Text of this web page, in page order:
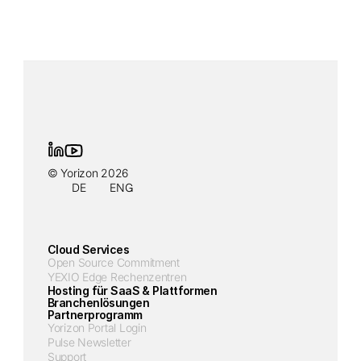
© Yorizon 2026
DE
ENG
Cloud Services
Open Source Commitment
YEXIO Edge Rechenzentren
Hosting für SaaS & Plattformen
Branchenlösungen
Partnerprogramm
Yorizon Portal Login
Pulse Newsletter
Support